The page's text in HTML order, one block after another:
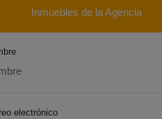
Inmuebles de la Agencia
electrónico